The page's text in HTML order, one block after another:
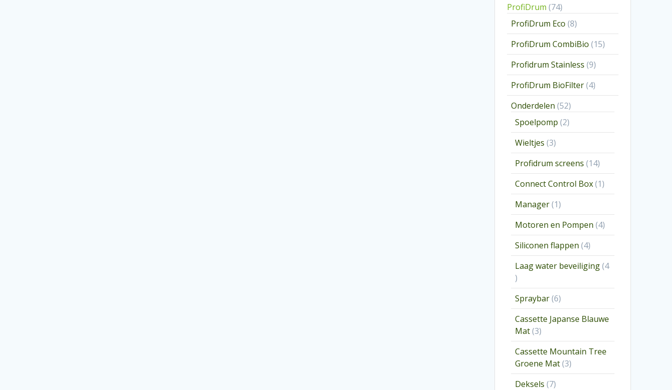
ProfiDrum 7474
producten
ProfiDrum Eco 88
producten
ProfiDrum CombiBio 1515
producten
Profidrum Stainless 99
producten
ProfiDrum BioFilter 44
producten
Onderdelen 5252
producten
Spoelpomp 22
producten
Wieltjes 33
producten
Profidrum screens 1414
producten
Connect Control Box 11
product
Manager 11
product
Motoren en Pompen 44
producten
Siliconen flappen 44
producten
Laag water beveiliging 4
4
producten
Spraybar 66
producten
Cassette Japanse Blauwe
Mat 33
producten
Cassette Mountain Tree
Groene Mat 33
producten
Deksels 77